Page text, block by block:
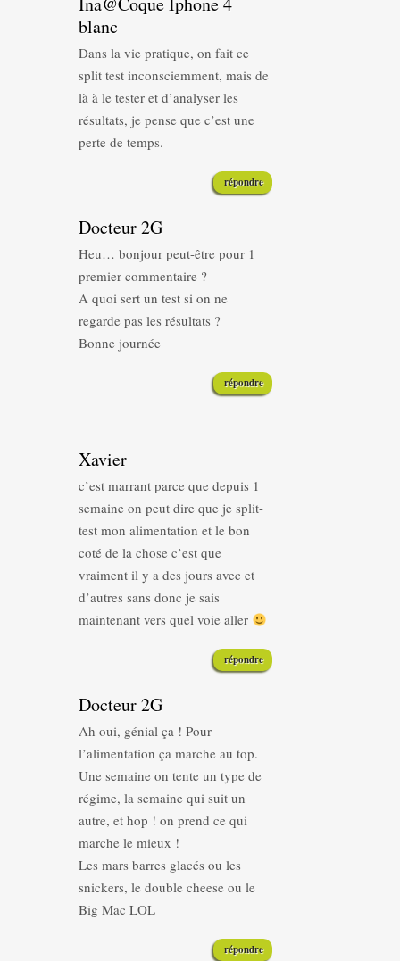
blanc
Dans la vie pratique, on fait ce
split test inconsciemment, mais de
là à le tester et d’analyser les
résultats, je pense que c’est une
perte de temps.
répondre
Docteur 2G
Heu… bonjour peut-être pour 1
premier commentaire ?
A quoi sert un test si on ne
regarde pas les résultats ?
Bonne journée
répondre
Xavier
c’est marrant parce que depuis 1
semaine on peut dire que je split-
test mon alimentation et le bon
coté de la chose c’est que
vraiment il y a des jours avec et
d’autres sans donc je sais
maintenant vers quel voie aller
répondre
Docteur 2G
Ah oui, génial ça ! Pour
l’alimentation ça marche au top.
Une semaine on tente un type de
régime, la semaine qui suit un
autre, et hop ! on prend ce qui
marche le mieux !
Les mars barres glacés ou les
snickers, le double cheese ou le
Big Mac LOL
répondre